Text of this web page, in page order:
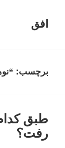
افق
برچسب:
طبق
رفت؟